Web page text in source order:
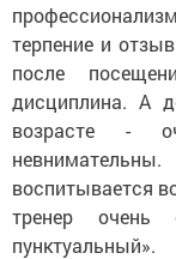
терпение и
после
дисциплина. А
возрасте -
воспитывается
тренер очень
пунктуальный».